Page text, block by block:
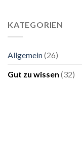
KATEGORIEN
Allgemein(26)
Gut zu wissen (32)